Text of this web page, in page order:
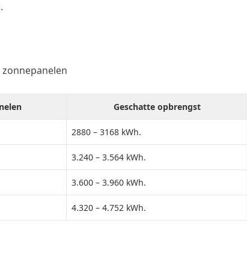
Geschatte opbrengst
2880 – 3168 kWh.
3.240 – 3.564 kWh.
3.600 – 3.960 kWh.
4.320 – 4.752 kWh.